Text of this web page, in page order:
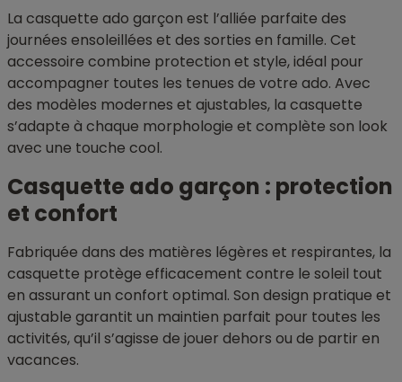
La casquette ado garçon est l’alliée parfaite des
journées ensoleillées et des sorties en famille. Cet
accessoire combine protection et style, idéal pour
accompagner toutes les tenues de votre ado. Avec
des modèles modernes et ajustables, la casquette
s’adapte à chaque morphologie et complète son look
avec une touche cool.
Casquette ado garçon : protection
et confort
Fabriquée dans des matières légères et respirantes, la
casquette protège efficacement contre le soleil tout
en assurant un confort optimal. Son design pratique et
ajustable garantit un maintien parfait pour toutes les
activités, qu’il s’agisse de jouer dehors ou de partir en
vacances.